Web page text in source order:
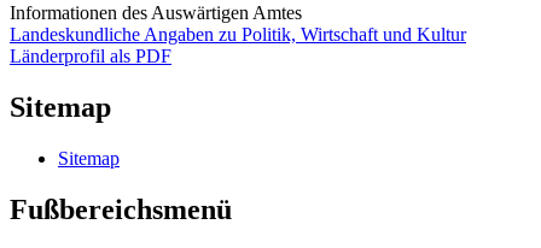
Informationen des Auswärtigen Amtes
Landeskundliche Angaben zu Politik, Wirtschaft und Kultur
Länderprofil als PDF
Sitemap
Sitemap
Fußbereichsmenü